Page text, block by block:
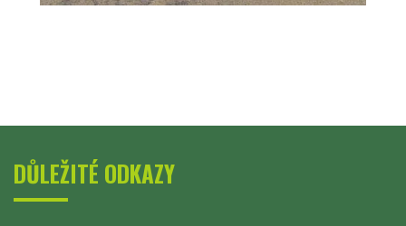
DŮLEŽITÉ ODKAZY